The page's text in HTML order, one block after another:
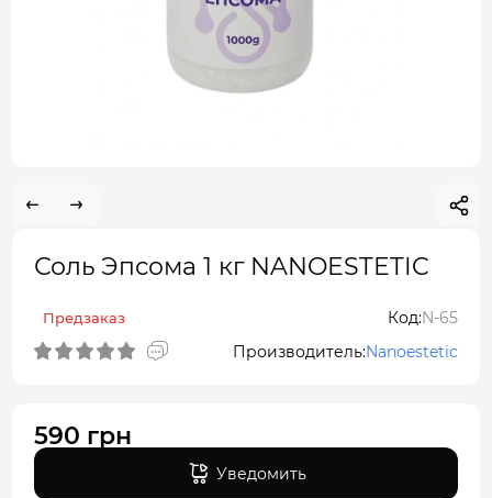
Соль Эпсома 1 кг NANOESTETIC
Предзаказ Код:N-65
Производитель:Nanoestetic
590 грн
Уведомить